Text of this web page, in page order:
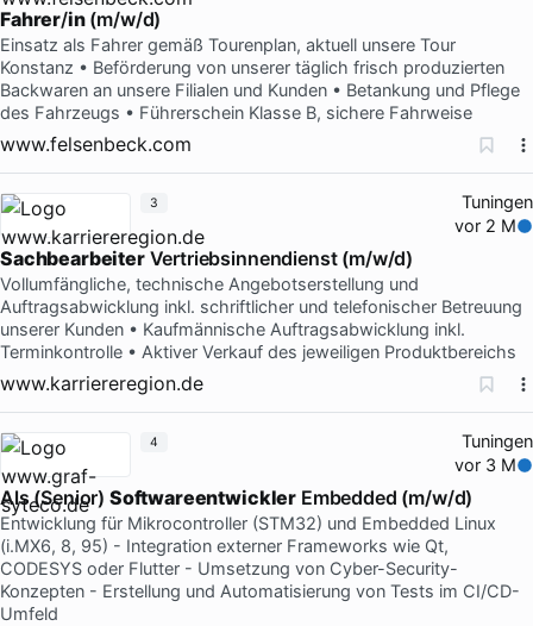
Fahrer/in(m/w/d)
Einsatz als Fahrer gemäß Tourenplan, aktuell unsere Tour
Konstanz • Beförderung von unserer täglich frisch produzierten
Backwaren an unsere Filialen und Kunden • Betankung und Pflege
des Fahrzeugs • Führerschein Klasse B, sichere Fahrweise
www.felsenbeck.com
Tuningen
vor 2 M
SachbearbeiterVertriebsinnendienst (m/w/d)
Vollumfängliche, technische Angebotserstellung und
Auftragsabwicklung inkl. schriftlicher und telefonischer Betreuung
unserer Kunden • Kaufmännische Auftragsabwicklung inkl.
Terminkontrolle • Aktiver Verkauf des jeweiligen Produktbereichs
www.karriereregion.de
3
Tuningen
vor 3 M
Als (Senior) Softwareentwickler Embedded (m/w/d)
Entwicklung für Mikrocontroller (STM32) und Embedded Linux
(i.MX6, 8, 95) - Integration externer Frameworks wie Qt,
CODESYS oder Flutter - Umsetzung von Cyber-Security-
Konzepten - Erstellung und Automatisierung von Tests im CI/CD-
Umfeld
4